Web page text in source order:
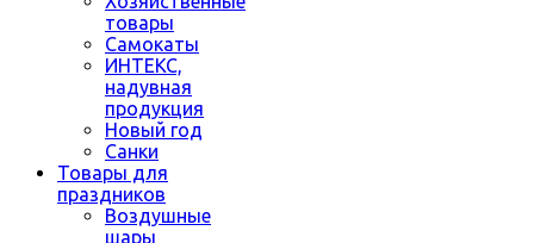
товары
Самокаты
ИНТЕКС,
надувная
продукция
Новый год
Санки
Товары для
праздников
Воздушные
шары